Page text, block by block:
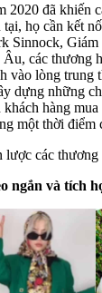
2020 đã khiến
họ cần kết
Sinnock,
các thương
vào lòng trung
dựng những
hàng mua
một thời điểm
lược các thương
ngắn và tích